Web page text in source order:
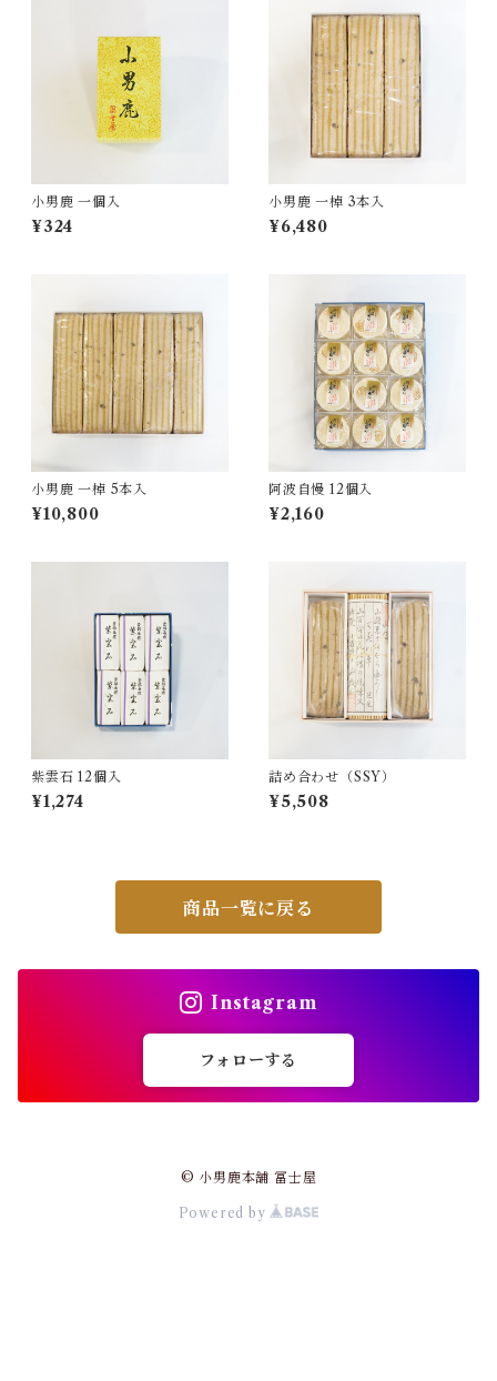
小男鹿 一個入
¥324
小男鹿 一棹 3本入
¥6,480
小男鹿 一棹 5本入
¥10,800
阿波自慢 12個入
¥2,160
紫雲石 12個入
¥1,274
詰め合わせ（SSY）
¥5,508
商品一覧に戻る
Instagram
フォローする
© 小男鹿本舗 冨士屋
Powered by